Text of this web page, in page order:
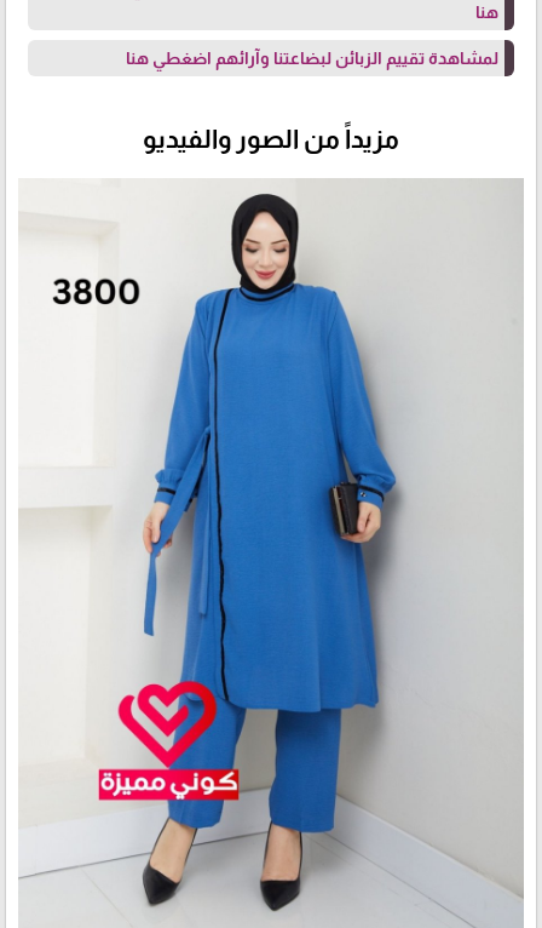
هنا
لمشاهدة تقييم الزبائن لبضاعتنا وآرائهم اضغطي هنا
مزيداً من الصور والفيديو